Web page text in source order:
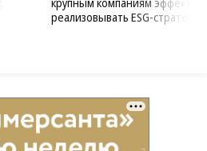
реализовывать ESG-стратегию